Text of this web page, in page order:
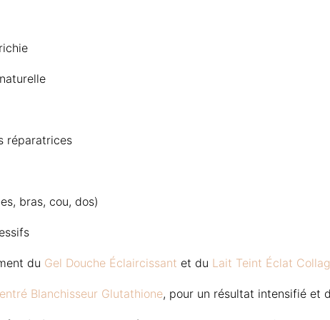
réparatrices
bras, cou, dos)
du Gel Douche Éclaircissant et du Lait Teint Éclat
Blanchisseur Glutathione, pour un résultat intensifié et